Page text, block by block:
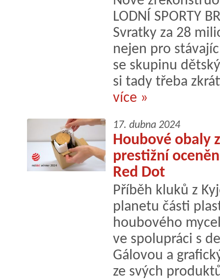
LODNÍ SPORTY
Svratky za 28
nejen pro
se skupinu
si tady třeba
více »
17. dubna 2024
Houbové obaly
prestižní
Red Dot
Příběh kluků z
planetu části
houbového
ve spolupráci s
Gálovou a
ze svých